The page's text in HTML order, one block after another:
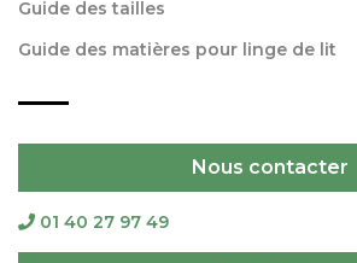
Guide des tailles
Guide des matières pour linge de lit
Nous contacter
01 40 27 97 49